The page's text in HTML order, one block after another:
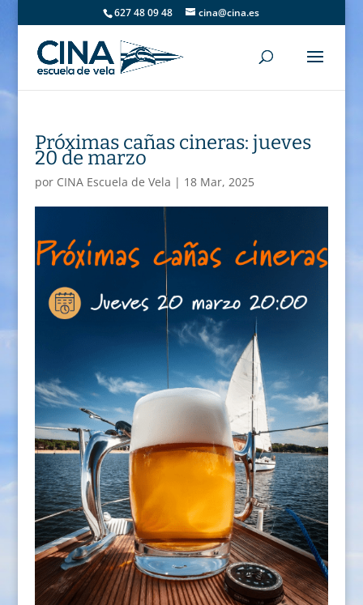
627 48 09 48 cina@cina.es
Próximas cañas cineras: jueves
20 de marzo
por CINA Escuela de Vela | 18 Mar, 2025